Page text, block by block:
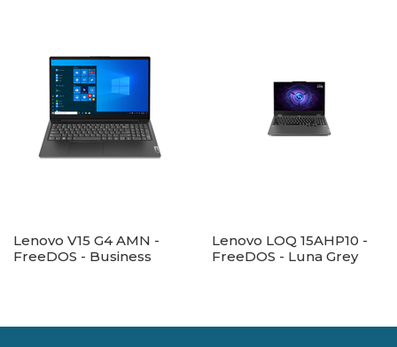
Lenovo V15 G4 AMN -
FreeDOS - Business
Lenovo LOQ 15AHP10 -
FreeDOS - Luna Grey